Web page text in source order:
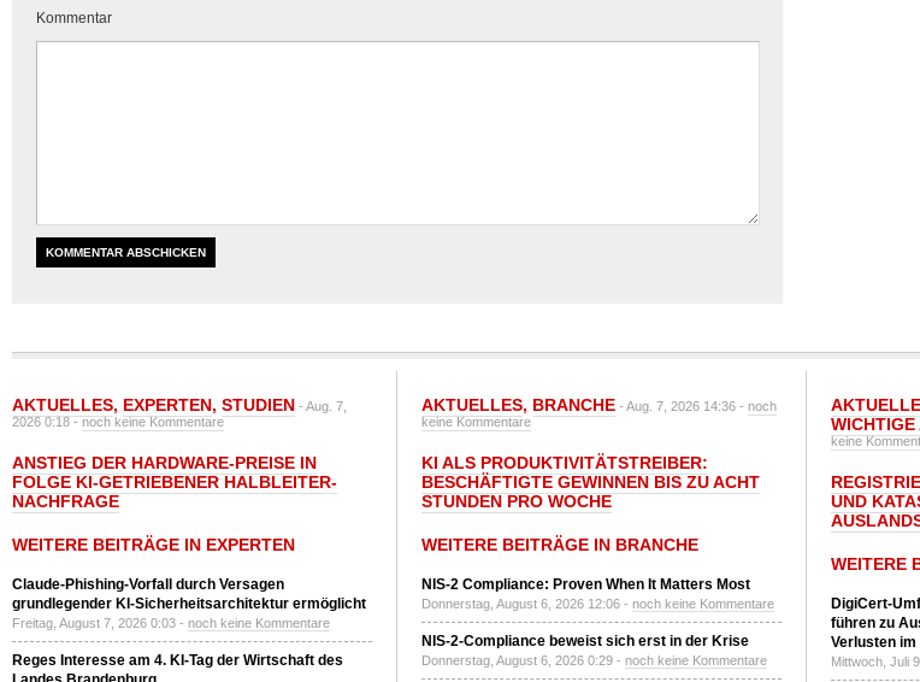
Kommentar
AKTUELLES, EXPERTEN, STUDIEN - Aug. 7,
2026 0:18 -noch keine Kommentare
ANSTIEG DER HARDWARE-PREISE IN
FOLGE KI-GETRIEBENER HALBLEITER-
NACHFRAGE
WEITERE BEITRÄGE IN EXPERTEN
Claude-Phishing-Vorfall durch Versagen
grundlegender KI-Sicherheitsarchitektur ermöglicht
Freitag, August 7, 2026 0:03 - noch keine Kommentare
Reges Interesse am 4. KI-Tag der Wirtschaft des
AKTUELLES, BRANCHE - Aug. 7, 2026 14:36 - noch
keine Kommentare
KI ALS PRODUKTIVITÄTSTREIBER:
BESCHÄFTIGTE GEWINNEN BIS ZU ACHT
STUNDEN PRO WOCHE
WEITERE BEITRÄGE IN BRANCHE
NIS-2 Compliance: Proven When It Matters Most
Donnerstag, August 6, 2026 12:06 - noch keine Kommentare
NIS-2-Compliance beweist sich erst in der Krise
Donnerstag, August 6, 2026 0:29 - noch keine Kommentare
WICHTIGE
keine
UND
WEITERE
DigiCert-
führen zu
Verlusten
Mittwoch, Juli